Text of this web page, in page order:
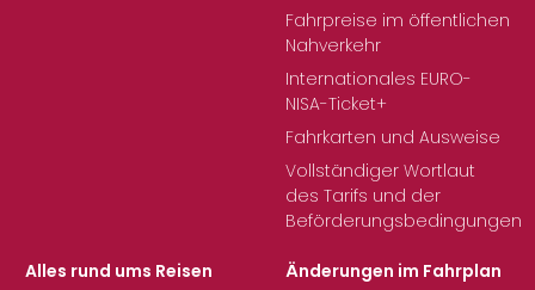
Fahrpreise im öffentlichen
Nahverkehr
Internationales EURO-
NISA-Ticket+
Fahrkarten und Ausweise
Vollständiger Wortlaut
des Tarifs und der
Beförderungsbedingungen
Alles rund ums Reisen
Änderungen im Fahrplan